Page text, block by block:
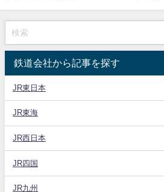
鉄道会社から記事を探す
JR東日本
JR東海
JR西日本
JR四国
JR九州